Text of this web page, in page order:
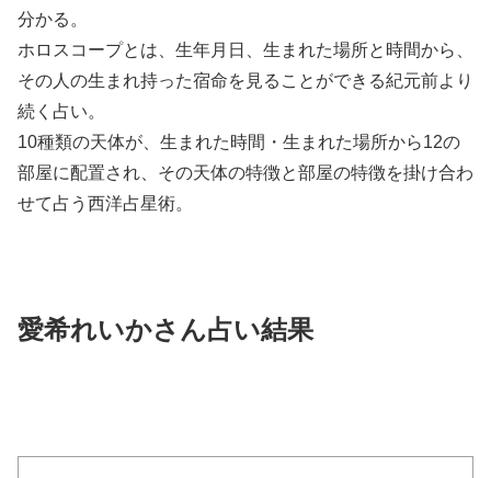
分かる。
ホロスコープとは、生年月日、生まれた場所と時間から、
その人の生まれ持った宿命を見ることができる紀元前より
続く占い。
10種類の天体が、生まれた時間・生まれた場所から12の
部屋に配置され、その天体の特徴と部屋の特徴を掛け合わ
せて占う西洋占星術。
愛希れいかさん占い結果